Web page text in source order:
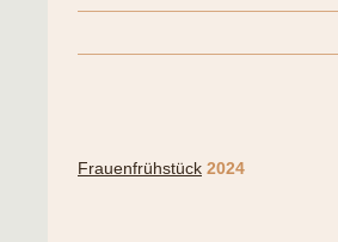
Frauenfrühstück 2024